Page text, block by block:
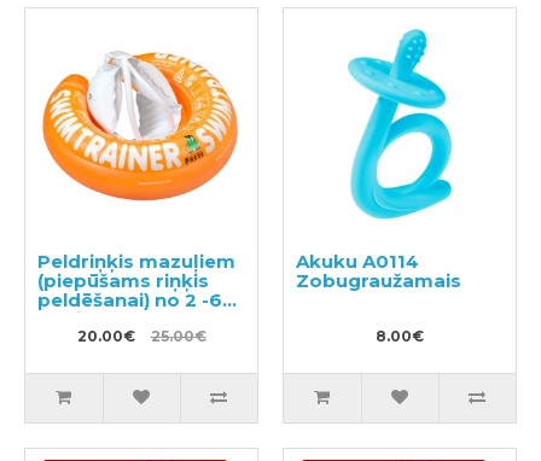
Peldriņķis mazuļiem
(piepūšams riņķis
peldēšanai) no 2 -6
gadiem Freds
Swimtrainer Classic
20.00€ 25.00€
Akuku A0114
Zobugraužamais
8.00€